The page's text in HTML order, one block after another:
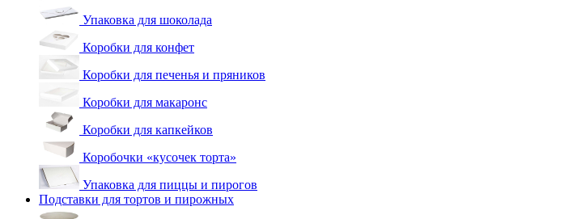
Упаковка для шоколада
Коробки для конфет
Коробки для печенья и пряников
Коробки для макаронс
Коробки для капкейков
Коробочки «кусочек торта»
Упаковка для пиццы и пирогов
Подставки для тортов и пирожных